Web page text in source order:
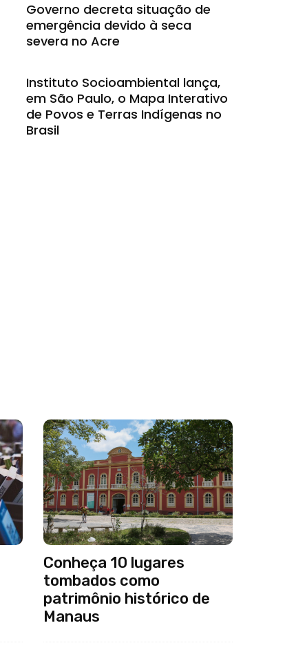
Governo decreta situação de
emergência devido à seca
severa no Acre
Instituto Socioambiental lança,
em São Paulo, o Mapa Interativo
de Povos e Terras Indígenas no
Brasil
Conheça 10 lugares
tombados como
patrimônio histórico de
Manaus